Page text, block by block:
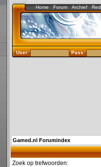
Home Forum Archief
User: Pass:
Gamed.nl Forumindex
Zoek op trefwoorden: